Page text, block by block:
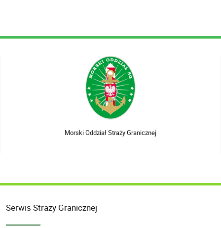
Morski Oddział Straży Granicznej
Serwis Straży Granicznej